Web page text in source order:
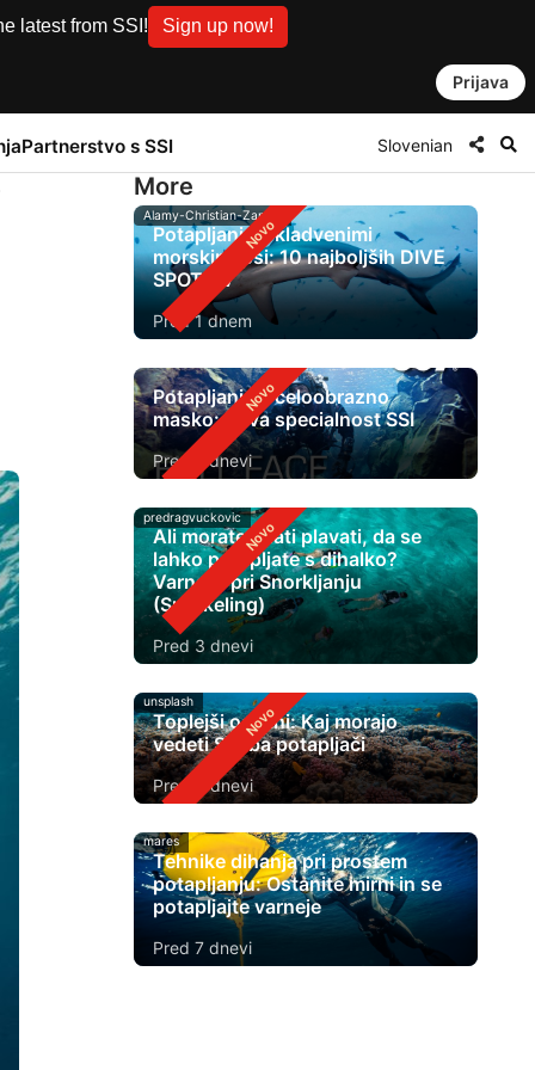
latest from SSI! Sign up now!
Prijava
Partnerstvo s SSI Slovenian
More
Alamy-Christian-Zappel
Potapljanje s kladvenimi
morskimi psi: 10 najboljših DIVE
SPOT-ov
Pred 1 dnem
Potapljanje s celoobrazno
masko: nova specialnost SSI
Pred 2 dnevi
predragvuckovic
Ali morate znati plavati, da se
lahko potapljate s dihalko?
Varnost pri Snorkljanju
(Snorkeling)
Pred 3 dnevi
unsplash
Toplejši oceani: Kaj morajo
vedeti Scuba potapljači
Pred 5 dnevi
mares
Tehnike dihanja pri prostem
potapljanju: Ostanite mirni in se
potapljajte varneje
Pred 7 dnevi